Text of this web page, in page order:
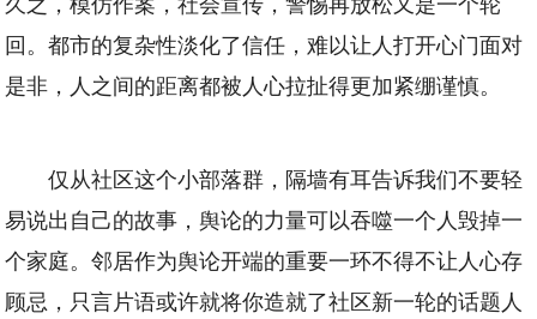
回。都市的复杂性淡化了信任，难以让人打开心门面对
是非，人之间的距离都被人心拉扯得更加紧绷谨慎。
仅从社区这个小部落群，隔墙有耳告诉我们不要轻
易说出自己的故事，舆论的力量可以吞噬一个人毁掉一
个家庭。邻居作为舆论开端的重要一环不得不让人心存
顾忌，只言片语或许就将你造就了社区新一轮的话题人